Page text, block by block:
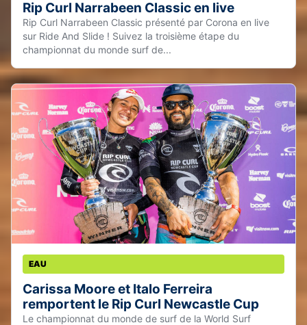
Rip Curl Narrabeen Classic en live
Rip Curl Narrabeen Classic présenté par Corona en live
sur Ride And Slide ! Suivez la troisième étape du
championnat du monde surf de...
EAU
Carissa Moore et Italo Ferreira
remportent le Rip Curl Newcastle Cup
Le championnat du monde de surf de la World Surf